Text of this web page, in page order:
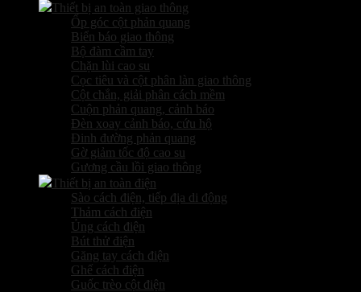
Thiết bị an toàn giao thông
Ốp góc cột phản quang
Biển báo giao thông
Bộ đàm cầm tay
Chặn lùi cao su
Cọc tiêu và cột phân làn giao thông
Cột chắn, giải phân cách mềm
Cuộn phản quang, cảnh báo
Đèn xoay cảnh báo, cứu hộ
Đinh đường phản quang
Gờ giảm tốc độ cao su
Gương cầu lồi giao thông
Thiết bị an toàn điện
Sào cách điện, tiếp địa di động
Thảm cách điện
Ủng cách điện
Bút thử điện
Găng tay cách điện
Ghế cách điện
Guốc trèo cột điện